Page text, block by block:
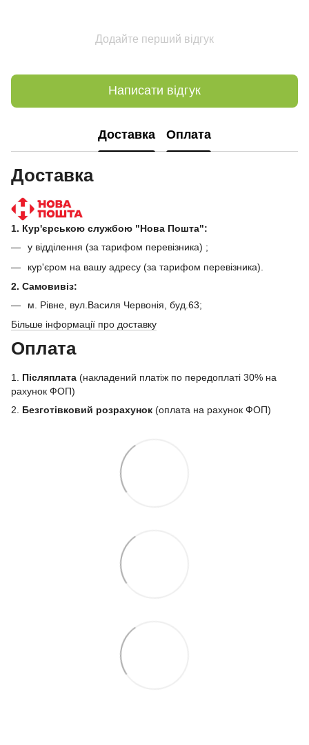
Додайте перший відгук
Написати відгук
Доставка Оплата
Доставка
1. Кур'єрською службою "Нова Пошта":
у відділення (за тарифом перевізника) ;
кур'єром на вашу адресу (за тарифом перевізника).
2. Самовивіз:
м. Рівне, вул.Василя Червонія, буд.63;
Більше інформації про доставку
Оплата
1. Післяплата (накладений платіж по передоплаті 30% на
рахунок ФОП)
2. Безготівковий розрахунок (оплата на рахунок ФОП)